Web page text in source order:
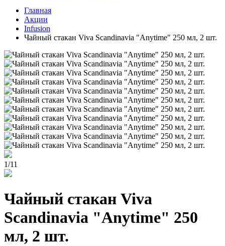
Главная
Акции
Infusion
Чайный стакан Viva Scandinavia "Anytime" 250 мл, 2 шт.
1/11
Чайный стакан Viva
Scandinavia "Anytime" 250
мл, 2 шт.